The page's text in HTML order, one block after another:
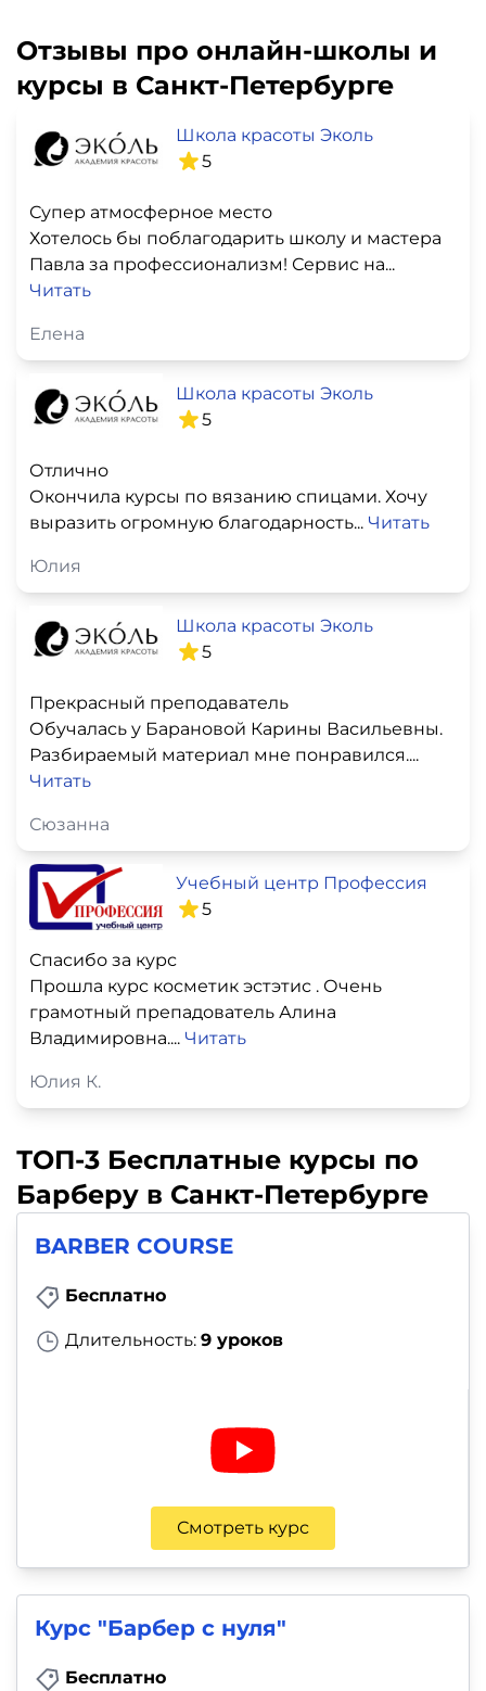
Отзывы про онлайн-школы и
курсы в Санкт-Петербурге
Школа красоты Эколь
5
Супер атмосферное место
Хотелось бы поблагодарить школу и мастера
Павла за профессионализм! Сервис на...
Читать
Елена
Школа красоты Эколь
5
Отлично
Окончила курсы по вязанию спицами. Хочу
выразить огромную благодарность... Читать
Юлия
Школа красоты Эколь
5
Прекрасный преподаватель
Обучалась у Барановой Карины Васильевны.
Разбираемый материал мне понравился....
Читать
Сюзанна
Учебный центр Профессия
5
Спасибо за курс
Прошла курс косметик эстэтис . Очень
грамотный препадователь Алина
Владимировна.... Читать
Юлия К.
ТОП-3 Бесплатные курсы по
Барберу в Санкт-Петербурге
BARBER COURSE
Бесплатно
Длительность: 9 уроков
Смотреть курс
Курс "Барбер с нуля"
Бесплатно